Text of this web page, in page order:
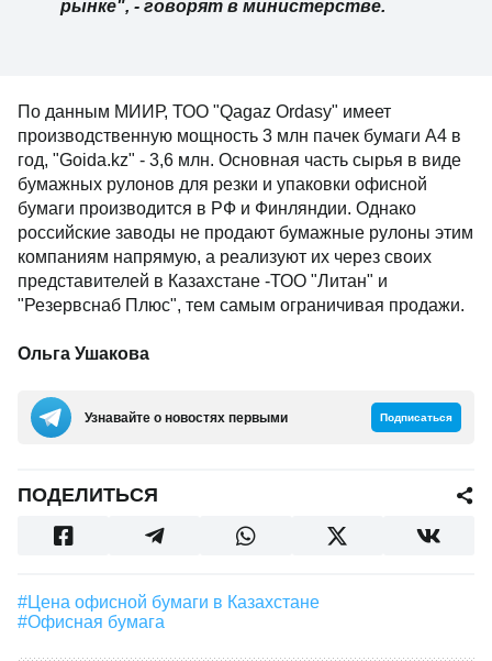
рынке", - говорят в министерстве.
По данным МИИР, ТОО "Qagaz Ordasy" имеет
производственную мощность 3 млн пачек бумаги А4 в
год, "Goida.kz" - 3,6 млн. Основная часть сырья в виде
бумажных рулонов для резки и упаковки офисной
бумаги производится в РФ и Финляндии. Однако
российские заводы не продают бумажные рулоны этим
компаниям напрямую, а реализуют их через своих
представителей в Казахстане -ТОО "Литан" и
"Резервснаб Плюс", тем самым ограничивая продажи.
Ольга Ушакова
Узнавайте о новостях первыми Подписаться
ПОДЕЛИТЬСЯ
#Цена офисной бумаги в Казахстане
#офисная бумага